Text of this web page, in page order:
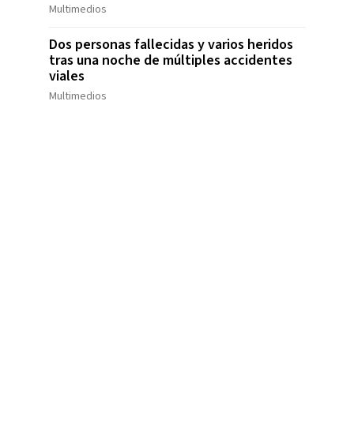
Multimedios
Dos personas fallecidas y varios heridos
tras una noche de múltiples accidentes
viales
Multimedios